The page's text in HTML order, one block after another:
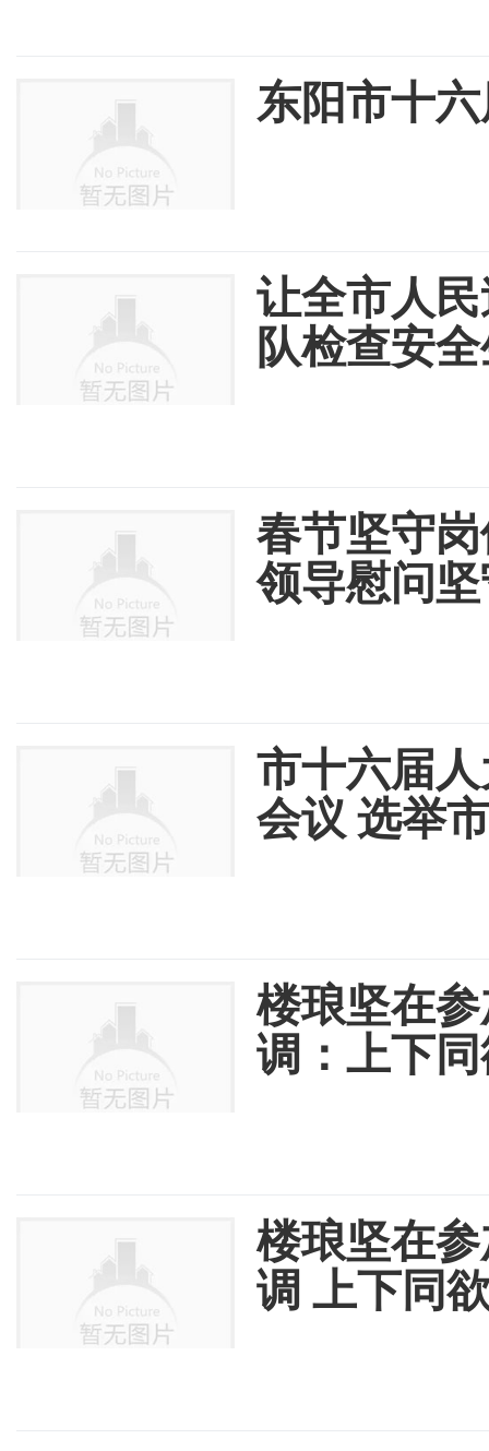
东阳市十
让全市人
队检查安
春节坚守
领导慰问
市十六届
会议 选举
楼琅坚在
调：上下
楼琅坚在
调 上下同